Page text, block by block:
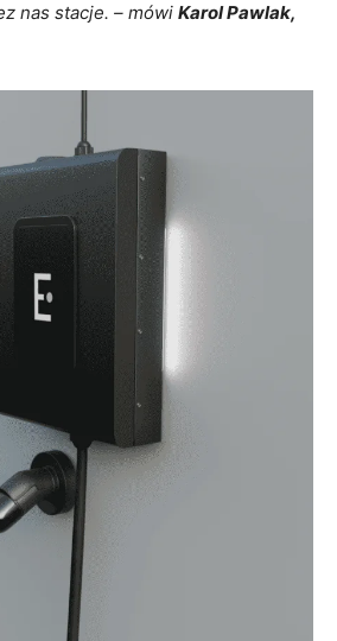
nas stacje. – mówi Karol Pawlak,